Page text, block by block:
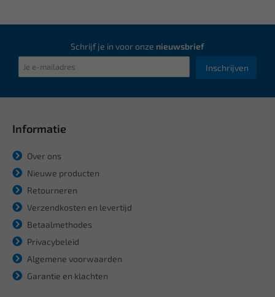
Schrijf je in voor onze nieuwsbrief
Inschrijven
Informatie
Over ons
Nieuwe producten
Retourneren
Verzendkosten en levertijd
Betaalmethodes
Privacybeleid
Algemene voorwaarden
Garantie en klachten